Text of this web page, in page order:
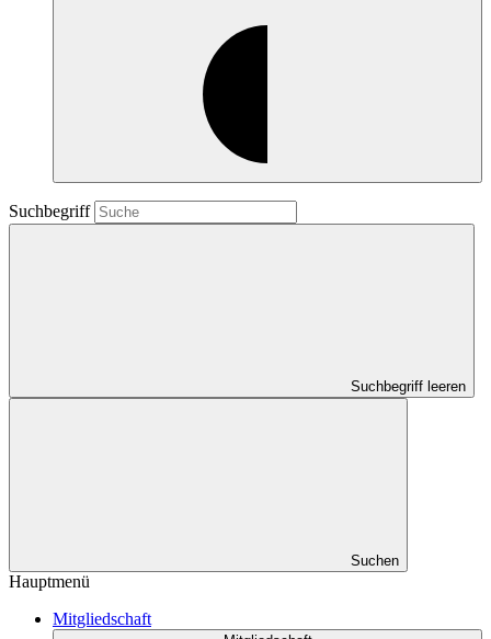
Suchbegriff
Suchbegriff leeren
Suchen
Hauptmenü
Mitgliedschaft